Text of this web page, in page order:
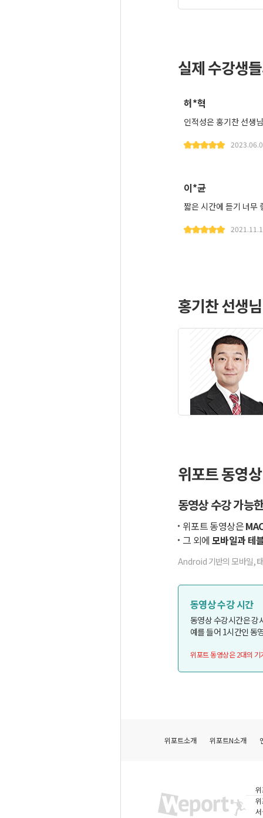
실제 수강생
허*혁
인적성은 홍기찬 선생님
이*균
짧은 시간에 듣기 너무
홍기찬 선생
위포트 동영
동영상 수강 가능
위포트 동영상은
그 외에 모바일과 테
Android 기반의 모바일,
동영상 수강 시간
동영상 수강시간은 강
예를 들어 1시간인 동
위포트 동영상은 2대의
위포트소개 위포트N소개